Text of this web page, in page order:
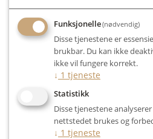
Funksjonelle(nødvendig)
Disse tjenestene er
brukbar. Du kan ikke
ikke vil fungere korrekt.
↓ 1 tjeneste
Statistikk
Disse tjenestene
nettstedet brukes og
↓ 1 tjeneste